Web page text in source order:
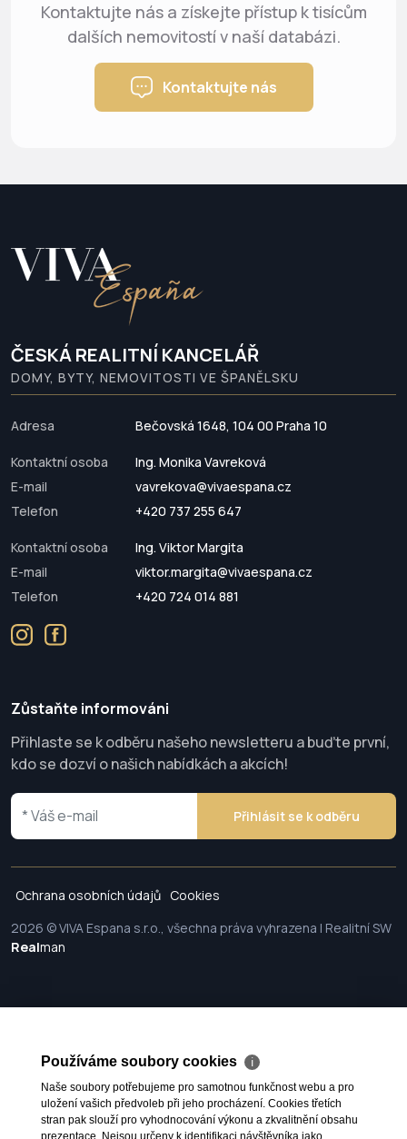
Kontaktujte nás a získejte přístup k tisícům
dalších nemovitostí v naší databázi.
Kontaktujte nás
ČESKÁ REALITNÍ KANCELÁŘ
DOMY, BYTY, NEMOVITOSTI VE ŠPANĚLSKU
Adresa Bečovská 1648, 104 00 Praha 10
Kontaktní osoba
Ing. Monika Vavreková
E-mail
vavrekova@vivaespana.cz
Telefon
+420 737 255 647
Kontaktní osoba
Ing. Viktor Margita
E-mail
viktor.margita@vivaespana.cz
Telefon
+420 724 014 881
Zůstaňte informováni
Přihlaste se k odběru našeho newsletteru a buďte první,
kdo se dozví o našich nabídkách a akcích!
Přihlásit se k odběru
Ochrana osobních údajů Cookies
2026 © VIVA Espana s.r.o., všechna práva vyhrazena | Realitní SW
Realman
Používáme soubory cookies ℹ
Naše soubory potřebujeme pro samotnou funkčnost webu a pro
uložení vašich předvoleb při jeho procházení. Cookies třetích
stran pak slouží pro vyhodnocování výkonu a zkvalitnění obsahu
prezentace. Nejsou určeny k identifikaci návštěvníka jako